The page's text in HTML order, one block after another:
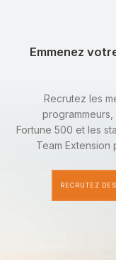
Emmenez
Recrutez les
Fortune 500 et les
Team Extension
RECRUTEZ